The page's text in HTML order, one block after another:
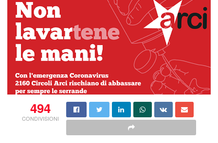
494
CONDIVISIONI